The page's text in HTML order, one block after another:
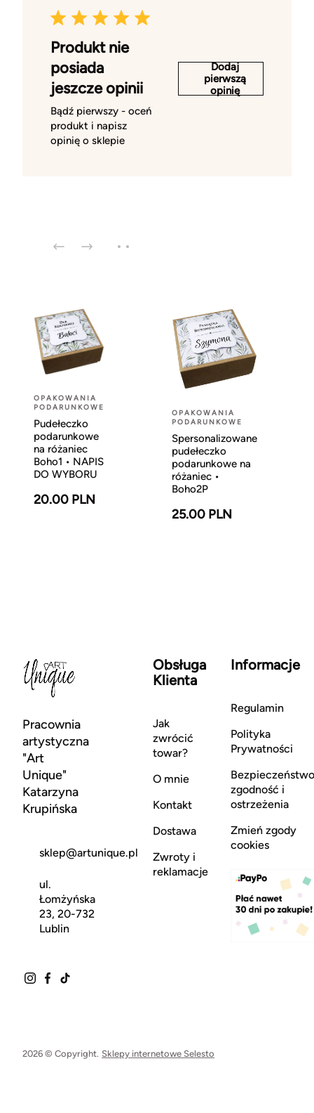
Produkt nie
posiada
jeszcze opinii
Bądź pierwszy - oceń
produkt i napisz
opinię o sklepie
Dodaj
pierwszą
opinię
OPAKOWANIA
PODARUNKOWE
Pudełeczko
podarunkowe
na różaniec
Boho1 • NAPIS
DO WYBORU
20.00 PLN
OPAKOWANIA
PODARUNKOWE
Spersonalizowane
pudełeczko
podarunkowe na
różaniec •
Boho2P
25.00 PLN
Pracownia
artystyczna
"Art
Unique"
Katarzyna
Krupińska
sklep@artunique.pl
ul.
Łomżyńska
23, 20-732
Lublin
Obsługa
Klienta
Jak
zwrócić
towar?
O mnie
Kontakt
Dostawa
Zwroty i
reklamacje
Informacje
Regulamin
Polityka
Prywatności
zgodność i
ostrzeżenia
Zmień zgody
cookies
2026 © Copyright. Sklepy internetowe Selesto